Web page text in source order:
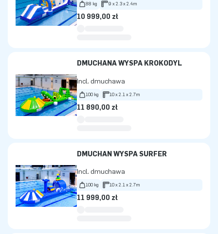
88 kg 9 x 2.3 x 2.4m
10 999,00 zł
DMUCHANA WYSPA KROKODYL
Incl. dmuchawa
100 kg 10 x 2.1 x 2.7m
11 890,00 zł
DMUCHAN WYSPA SURFER
Incl. dmuchawa
100 kg 10 x 2.1 x 2.7m
11 999,00 zł